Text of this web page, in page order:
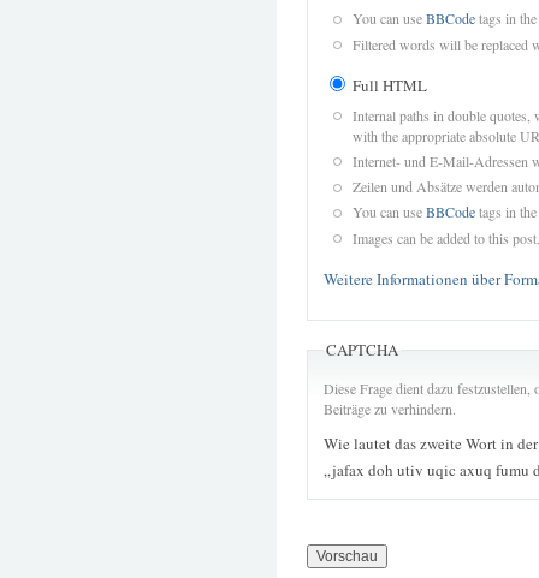
You can useBBCodetags in
Filtered words will be replaced
Full HTML
Internal paths in double quotes,
with the appropriate absolute
Internet- und E-Mail-Adressen
Zeilen und Absätze werden
You can useBBCodetags in
Images can be added to this post.
Weitere Informationen über
CAPTCHA
Diese Frage dient dazu
Beiträge zu verhindern.
Wie lautet das zweite Wort in
„jafax doh utiv uqic axuq fumu